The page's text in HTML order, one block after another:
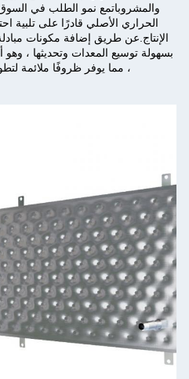
والمشروباتمع نمو الطلب في السوق
الحراري الأصلي قادرًا على تلبية
الإنتاج.عن طريق إضافة مكونات
بسهولة توسيع المعدات وتحديثها ،
، مما يوفر ظروفًا ملائمة